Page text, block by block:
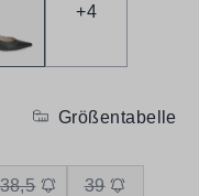
+4
Größentabelle
38,5 39